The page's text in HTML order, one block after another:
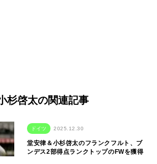
杉啓太の関連記事
ドイツ 2025.12.30
堂安律＆小杉啓太のフランクフルト、ブ
ンデス2部得点ランクトップのFWを獲得